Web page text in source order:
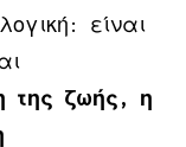
είναι
της ζωής, η